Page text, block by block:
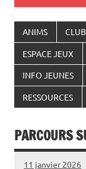
ANIMS
ESPACE JEUX
INFO JEUNES
RESSOURCES
PARCOURS
11 janvier 2026